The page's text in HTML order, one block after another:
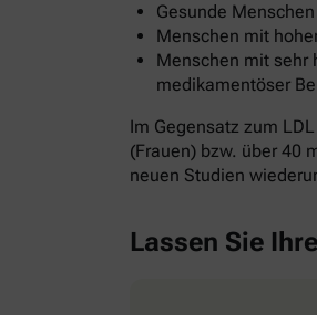
Gesunde
Menschen mit
Menschen mit sehr
medikamentöser
Im Gegensatz zum
(Frauen) bzw. über 40
neuen Studien
Lassen Sie